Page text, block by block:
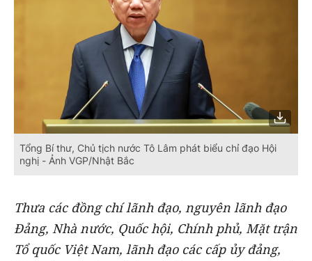
Tổng Bí thư, Chủ tịch nước Tô Lâm phát biểu chỉ đạo Hội
nghị - Ảnh VGP/Nhật Bắc
Thưa các đồng chí lãnh đạo, nguyên lãnh đạo
Đảng, Nhà nước, Quốc hội, Chính phủ, Mặt trận
Tổ quốc Việt Nam, lãnh đạo các cấp ủy đảng,